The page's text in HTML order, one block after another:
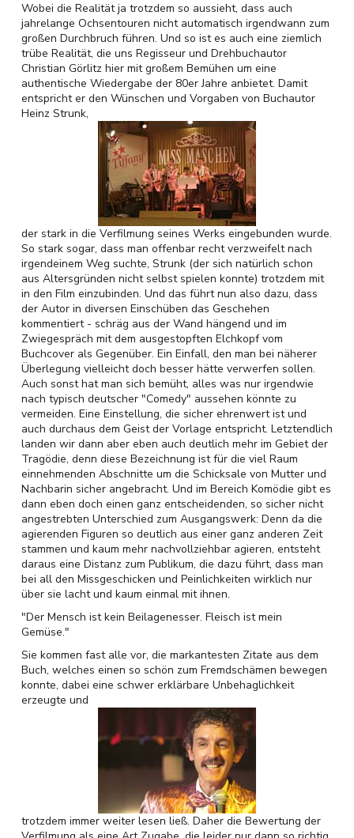
Wobei die Realität ja trotzdem so aussieht, dass auch
jahrelange Ochsentouren nicht automatisch irgendwann zum
großen Durchbruch führen. Und so ist es auch eine ziemlich
trübe Realität, die uns Regisseur und Drehbuchautor
Christian Görlitz hier mit großem Bemühen um eine
authentische Wiedergabe der 80er Jahre anbietet. Damit
entspricht er den Wünschen und Vorgaben von Buchautor
Heinz Strunk,
der stark in die Verfilmung seines Werks eingebunden wurde.
So stark sogar, dass man offenbar recht verzweifelt nach
irgendeinem Weg suchte, Strunk (der sich natürlich schon
aus Altersgründen nicht selbst spielen konnte) trotzdem mit
in den Film einzubinden. Und das führt nun also dazu, dass
der Autor in diversen Einschüben das Geschehen
kommentiert - schräg aus der Wand hängend und im
Zwiegespräch mit dem ausgestopften Elchkopf vom
Buchcover als Gegenüber. Ein Einfall, den man bei näherer
Überlegung vielleicht doch besser hätte verwerfen sollen.
Auch sonst hat man sich bemüht, alles was nur irgendwie
nach typisch deutscher "Comedy" aussehen könnte zu
vermeiden. Eine Einstellung, die sicher ehrenwert ist und
auch durchaus dem Geist der Vorlage entspricht. Letztendlich
landen wir dann aber eben auch deutlich mehr im Gebiet der
Tragödie, denn diese Bezeichnung ist für die viel Raum
einnehmenden Abschnitte um die Schicksale von Mutter und
Nachbarin sicher angebracht. Und im Bereich Komödie gibt es
dann eben doch einen ganz entscheidenden, so sicher nicht
angestrebten Unterschied zum Ausgangswerk: Denn da die
agierenden Figuren so deutlich aus einer ganz anderen Zeit
stammen und kaum mehr nachvollziehbar agieren, entsteht
daraus eine Distanz zum Publikum, die dazu führt, dass man
bei all den Missgeschicken und Peinlichkeiten wirklich nur
über sie lacht und kaum einmal mit ihnen.
"Der Mensch ist kein Beilagenesser. Fleisch ist mein
Gemüse."
Sie kommen fast alle vor, die markantesten Zitate aus dem
Buch, welches einen so schön zum Fremdschämen bewegen
konnte, dabei eine schwer erklärbare Unbehaglichkeit
erzeugte und
trotzdem immer weiter lesen ließ. Daher die Bewertung der